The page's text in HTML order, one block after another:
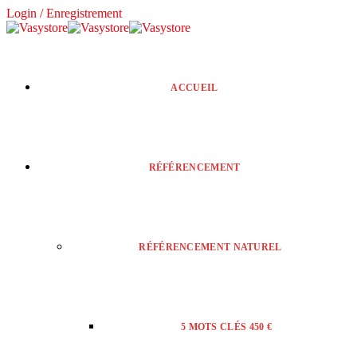
Login / Enregistrement
ACCUEIL
RÉFÉRENCEMENT
RÉFÉRENCEMENT NATUREL
5 MOTS CLÉS 450 €